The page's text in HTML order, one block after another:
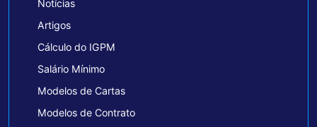
Notícias
Artigos
Cálculo do IGPM
Salário Mínimo
Modelos de Cartas
Modelos de Contrato